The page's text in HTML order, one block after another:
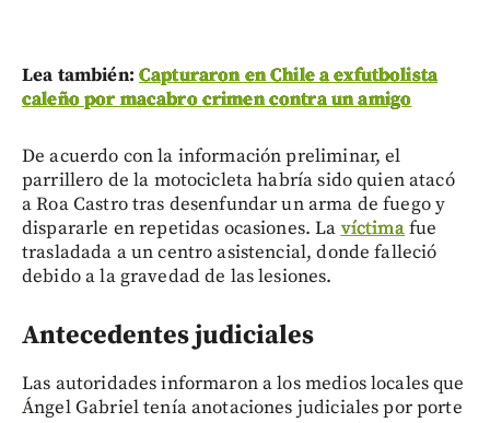
Lea también: Capturaron en Chile a exfutbolista
caleño por macabro crimen contra un amigo
De acuerdo con la información preliminar, el
parrillero de la motocicleta habría sido quien atacó
a Roa Castro tras desenfundar un arma de fuego y
dispararle en repetidas ocasiones. La víctimafue
trasladada a un centro asistencial, donde falleció
debido a la gravedad de las lesiones.
Antecedentes judiciales
Las autoridades informaron a los medios locales que
Ángel Gabriel tenía anotaciones judiciales por porte